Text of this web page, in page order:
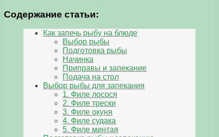
Содержание статьи:
Как запечь рыбу на блюде
Выбор рыбы
Подготовка рыбы
Начинка
Приправы и запекание
Подача на стол
Выбор рыбы для запекания
1. Филе лосося
2. Филе трески
3. Филе окуня
4. Филе судака
5. Филе минтая